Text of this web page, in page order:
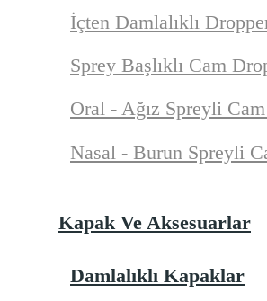
İçten Damlalıklı
Sprey Başlıklı Cam
Oral - Ağız Spreyli
Nasal - Burun Spreyli
Kapak Ve Aksesuarlar
Damlalıklı Kapaklar